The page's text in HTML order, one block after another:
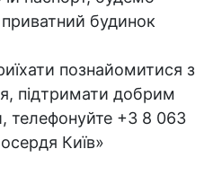
будинок
познайомитися з
підтримати добрим
телефонуйте +3 8 063
Київ»